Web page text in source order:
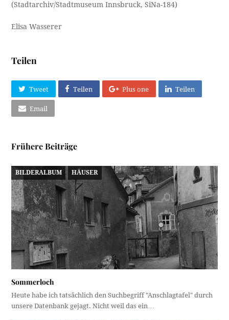
(Stadtarchiv/Stadtmuseum Innsbruck, SiNa-184)
Elisa Wasserer
Teilen
Tweet Teilen Plus one Teilen
Email
Frühere Beiträge
BILDERALBUM HÄUSER
Sommerloch
Heute habe ich tatsächlich den Suchbegriff "Anschlagtafel" durch
unsere Datenbank gejagt. Nicht weil das ein…